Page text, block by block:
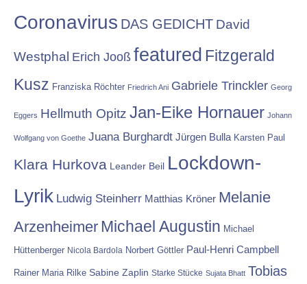
Coronavirus DAS GEDICHT David
Westphal Erich Jooß featured Fitzgerald
Kusz Franziska Röchter Friedrich Ani Gabriele Trinckler Georg
Eggers Hellmuth Opitz Jan-Eike Hornauer Johann
Wolfgang von Goethe Juana Burghardt Jürgen Bulla Karsten Paul
Klara Hurkova Leander Beil Lockdown-
Lyrik Ludwig Steinherr Matthias Kröner Melanie
Arzenheimer Michael Augustin Michael
Hüttenberger Nicola Bardola Norbert Göttler Paul-Henri Campbell
Rainer Maria Rilke Sabine Zaplin Starke Stücke Sujata Bhatt Tobias